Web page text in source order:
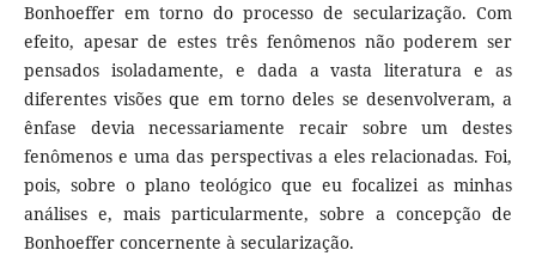
Bonhoeffer em torno do processo de secularização. Com
efeito, apesar de estes três fenômenos não poderem ser
pensados isoladamente, e dada a vasta literatura e as
diferentes visões que em torno deles se desenvolveram, a
ênfase devia necessariamente recair sobre um destes
fenômenos e uma das perspectivas a eles relacionadas. Foi,
pois, sobre o plano teológico que eu focalizei as minhas
análises e, mais particularmente, sobre a concepção de
Bonhoeffer concernente à secularização.